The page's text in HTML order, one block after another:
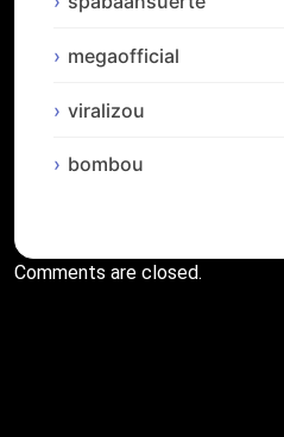
megaofficial
viralizou
bombou
Comments are closed.